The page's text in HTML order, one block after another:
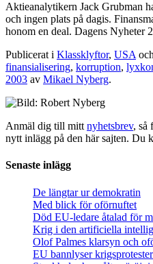
Aktieanalytikern Jack Grubman
och ingen plats på dagis.
honom en deal. Dagens Nyheter
Publicerat i Klassklyftor, USA
finansialisering, korruption,
2003 av Mikael Nyberg.
Anmäl dig till mitt nyhetsbrev, så
nytt inlägg på den här sajten. Du
Senaste inlägg
De längtar ur demokratin
Med blick för oförnuftet
Död EU-ledare åtalad för
Krig i den artificiella
Olof Palmes klarsyn och
EU bannlyser krigsprotester